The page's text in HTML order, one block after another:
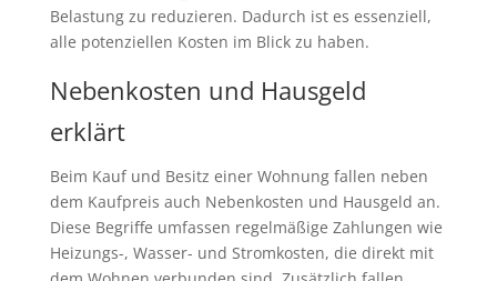
Belastung zu reduzieren. Dadurch ist es essenziell,
alle potenziellen Kosten im Blick zu haben.
Nebenkosten und Hausgeld
erklärt
Beim Kauf und Besitz einer Wohnung fallen neben
dem Kaufpreis auch Nebenkosten und Hausgeld an.
Diese Begriffe umfassen regelmäßige Zahlungen wie
Heizungs-, Wasser- und Stromkosten, die direkt mit